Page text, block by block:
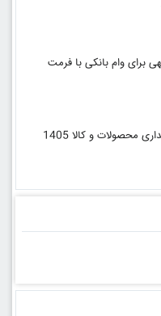
برای وام بانکی با فرمت
محصولات و کالا 1405